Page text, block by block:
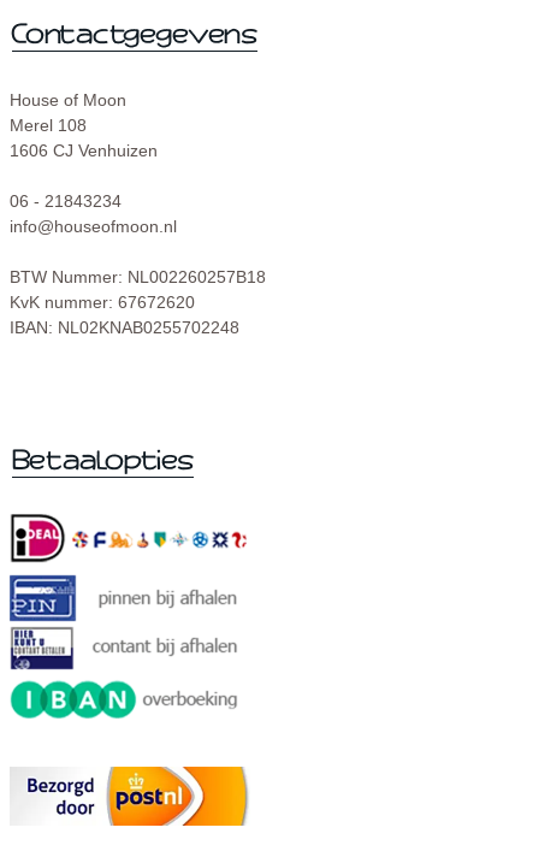
House of Moon
Merel 108
1606 CJ Venhuizen
06 - 21843234
info@houseofmoon.nl
BTW Nummer: NL002260257B18
KvK nummer: 67672620
IBAN: NL02KNAB0255702248